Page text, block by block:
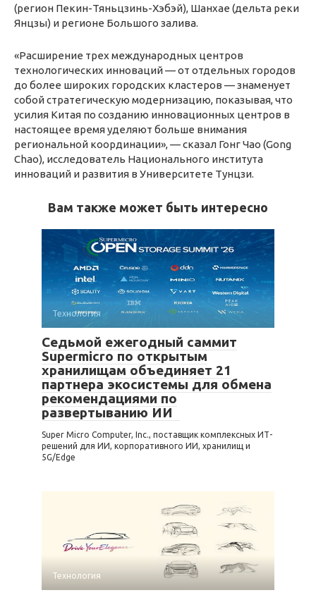
(регион Пекин-Тяньцзинь-Хэбэй), Шанхае (дельта реки
Янцзы) и регионе Большого залива.
«Расширение трех международных центров
технологических инноваций — от отдельных городов
до более широких городских кластеров — знаменует
собой стратегическую модернизацию, показывая, что
усилия Китая по созданию инновационных центров в
настоящее время уделяют больше внимания
региональной координации», — сказал Гонг Чао (Gong
Chao), исследователь Национального института
инноваций и развития в Университете Тунцзи.
Вам также может быть интересно
Технология
Седьмой ежегодный саммит
Supermicro по открытым
хранилищам объединяет 21
партнера экосистемы для обмена
рекомендациями по
развертыванию ИИ
Super Micro Computer, Inc., поставщик комплексных ИТ-
решений для ИИ, корпоративного ИИ, хранилищ и
5G/Edge
Технология